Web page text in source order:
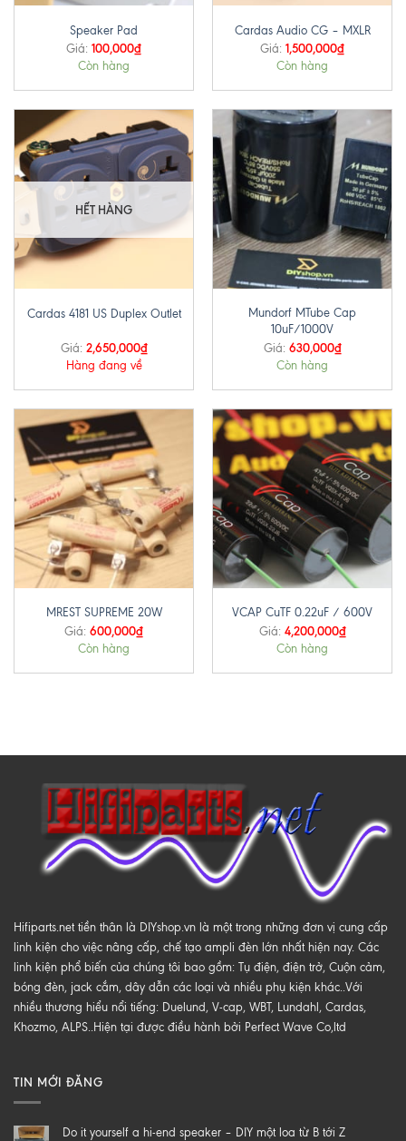
Speaker Pad
Giá: 100,000₫
Còn hàng
Cardas Audio CG – MXLR
Giá: 1,500,000₫
Còn hàng
HẾT HÀNG
Cardas 4181 US Duplex Outlet
Giá: 2,650,000₫
Hàng đang về
Mundorf MTube Cap
10uF/1000V
Giá: 630,000₫
Còn hàng
MREST SUPREME 20W
Giá: 600,000₫
Còn hàng
VCAP CuTF 0.22uF / 600V
Giá: 4,200,000₫
Còn hàng
Hifiparts.net tiền thân là DIYshop.vn là một trong những đơn vị cung cấp
linh kiện cho việc nâng cấp, chế tạo ampli đèn lớn nhất hiện nay. Các
linh kiện phổ biến của chúng tôi bao gồm: Tụ điện, điện trở, Cuộn cảm,
bóng đèn, jack cắm, dây dẫn các loại và nhiều phụ kiện khác..Với
nhiều thương hiểu nổi tiếng: Duelund, V-cap, WBT, Lundahl, Cardas,
Khozmo, ALPS..Hiện tại được điều hành bởi Perfect Wave Co,ltd
TIN MỚI ĐĂNG
Do it yourself a hi-end speaker – DIY một loa từ B tới Z